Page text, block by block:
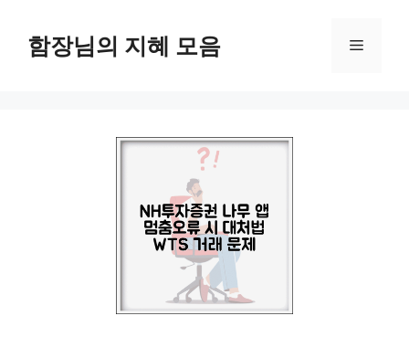
함장님의 지혜 모음 메